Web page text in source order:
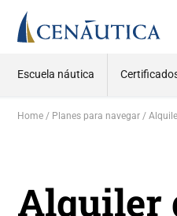
Escuela náutica
Home Planes para navegar
Alquiler